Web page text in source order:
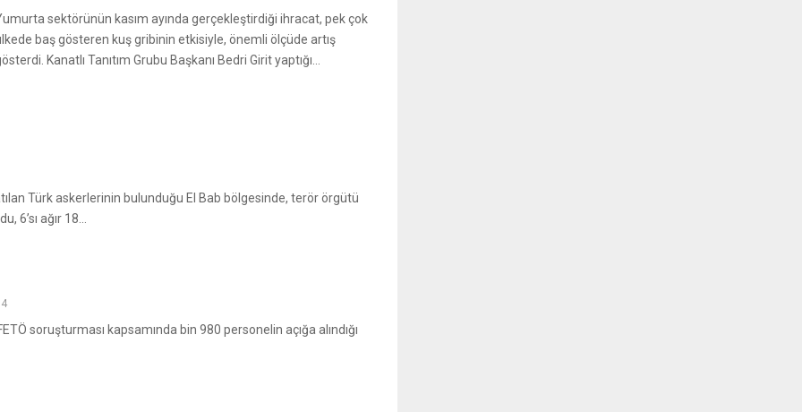
sektörünün kasım ayında gerçekleştirdiği ihracat, pek çok
baş gösteren kuş gribinin etkisiyle, önemli ölçüde artış
Kanatlı Tanıtım Grubu Başkanı Bedri Girit yaptığı...
Türk askerlerinin bulunduğu El Bab bölgesinde, terör örgütü
6’sı ağır 18...
soruşturması kapsamında bin 980 personelin açığa alındığı